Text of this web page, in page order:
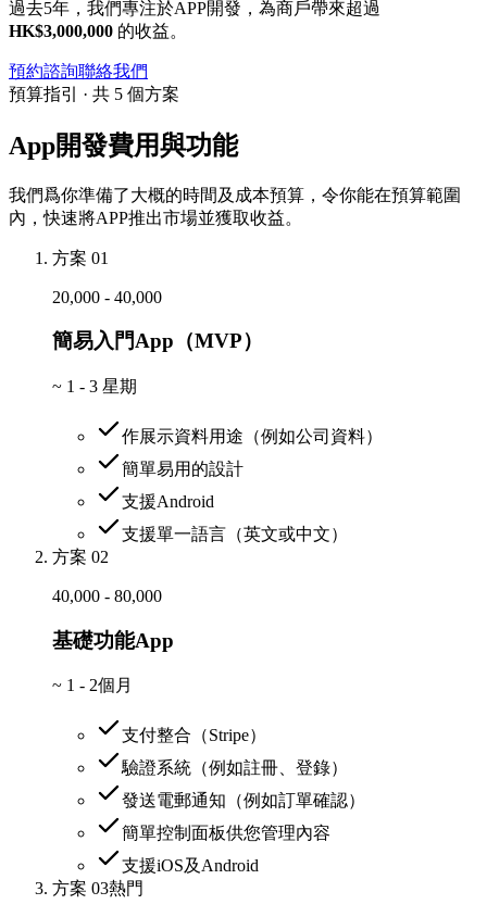
過去5年，我們專注於APP開發，為商戶帶來超過
HK$3,000,000 的收益。
預約諮詢聯絡我們
預算指引 · 共 5 個方案
App開發費用與功能
我們爲你準備了大概的時間及成本預算，令你能在預算範圍
內，快速將APP推出市場並獲取收益。
方案 01
20,000 - 40,000
簡易入門App（MVP）
~ 1 - 3 星期
作展示資料用途（例如公司資料）
簡單易用的設計
支援Android
支援單一語言（英文或中文）
方案 02
40,000 - 80,000
基礎功能App
~ 1 - 2個月
支付整合（Stripe）
驗證系統（例如註冊、登錄）
發送電郵通知（例如訂單確認）
簡單控制面板供您管理內容
支援iOS及Android
方案 03熱門